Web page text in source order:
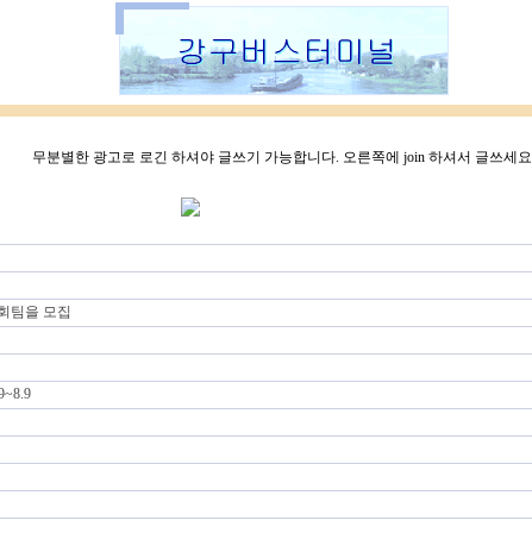
무분별한 광고로 로긴 하셔야 글쓰기 가능합니다. 오른쪽에 join 하셔서 글쓰세요
팀을 모집